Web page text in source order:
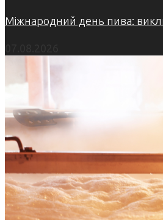
Міжнародний день пива: